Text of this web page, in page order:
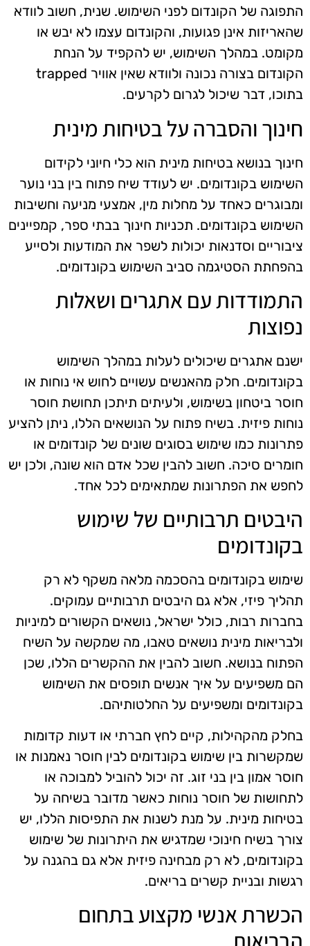
התפוגה של הקונדום לפני השימוש. שנית, חשוב לוודא
שהאריזות אינן פגועות, והקונדום עצמו לא יבש או
מקומט. במהלך השימוש, יש להקפיד על הנחת
הקונדום בצורה נכונה ולוודא שאין אוויר trapped
בתוכו, דבר שיכול לגרום לקרעים.
חינוך והסברה על בטיחות מינית
חינוך בנושא בטיחות מינית הוא כלי חיוני לקידום
השימוש בקונדומים. יש לעודד שיח פתוח בין בני נוער
ומבוגרים כאחד על מחלות מין, אמצעי מניעה וחשיבות
השימוש בקונדומים. תכניות חינוך בבתי ספר, קמפיינים
ציבוריים וסדנאות יכולות לשפר את המודעות ולסייע
בהפחתת הסטיגמה סביב השימוש בקונדומים.
התמודדות עם אתגרים ושאלות
נפוצות
ישנם אתגרים שיכולים לעלות במהלך השימוש
בקונדומים. חלק מהאנשים עשויים לחוש אי נוחות או
חוסר ביטחון בשימוש, ולעיתים תיתכן תחושת חוסר
נוחות פיזית. בשיח פתוח על הנושאים הללו, ניתן להציע
פתרונות כמו שימוש בסוגים שונים של קונדומים או
חומרים סיכה. חשוב להבין שכל אדם הוא שונה, ולכן יש
לחפש את הפתרונות שמתאימים לכל אחד.
היבטים תרבותיים של שימוש
בקונדומים
שימוש בקונדומים בהסכמה מלאה משקף לא רק
תהליך פיזי, אלא גם היבטים תרבותיים עמוקים.
בחברות רבות, כולל ישראל, נושאים הקשורים למיניות
ולבריאות מינית נושאים טאבו, מה שמקשה על השיח
הפתוח בנושא. חשוב להבין את ההקשרים הללו, שכן
הם משפיעים על איך אנשים תופסים את השימוש
בקונדומים ומשפיעים על החלטותיהם.
בחלק מהקהילות, קיים לחץ חברתי או דעות קדומות
שמקשרות בין שימוש בקונדומים לבין חוסר נאמנות או
חוסר אמון בין בני זוג. זה יכול להוביל למבוכה או
לתחושות של חוסר נוחות כאשר מדובר בשיחה על
בטיחות מינית. על מנת לשנות את התפיסות הללו, יש
צורך בשיח חינוכי שמדגיש את היתרונות של שימוש
בקונדומים, לא רק מבחינה פיזית אלא גם בהגנה על
רגשות ובניית קשרים בריאים.
הכשרת אנשי מקצוע בתחום